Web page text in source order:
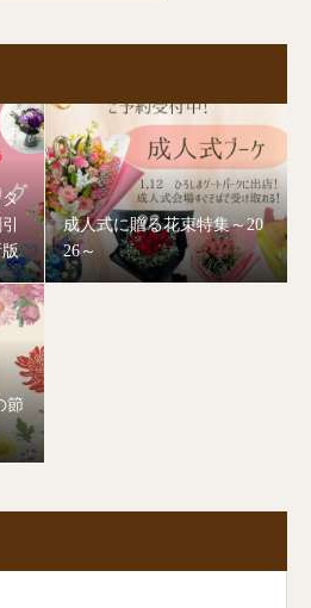
成人式に贈る花束特集～20
26～
節